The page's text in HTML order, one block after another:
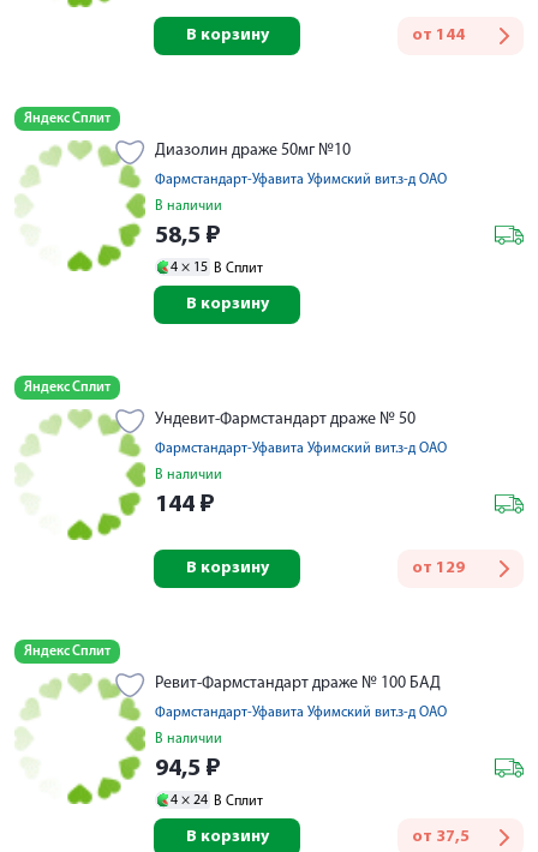
от 144
В корзину
Яндекс Сплит
Диазолин драже 50мг №10
Фармстандарт-Уфавита Уфимский вит.з-д ОАО
В наличии
58,5 ₽
4 × 15 В Сплит
В корзину
Яндекс Сплит
Ундевит-Фармстандарт драже № 50
Фармстандарт-Уфавита Уфимский вит.з-д ОАО
В наличии
144 ₽
от 129
В корзину
Яндекс Сплит
Ревит-Фармстандарт драже № 100 БАД
Фармстандарт-Уфавита Уфимский вит.з-д ОАО
В наличии
94,5 ₽
4 × 24 В Сплит
от 37,5
В корзину